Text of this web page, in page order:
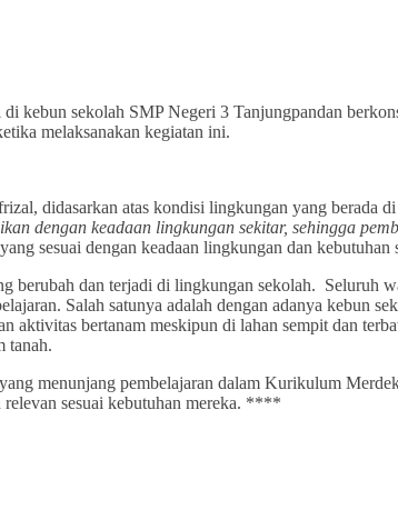
kebun sekolah SMP Negeri 3 Tanjungpandan
melaksanakan kegiatan ini.
didasarkan atas kondisi lingkungan yang berada
dengan keadaan lingkungan sekitar, sehingga
sesuai dengan keadaan lingkungan dan kebutuhan
berubah dan terjadi di lingkungan sekolah. Seluruh
Salah satunya adalah dengan adanya kebun
bertanam meskipun di lahan sempit dan
tanah.
menunjang pembelajaran dalam Kurikulum
relevan sesuai kebutuhan mereka. ****